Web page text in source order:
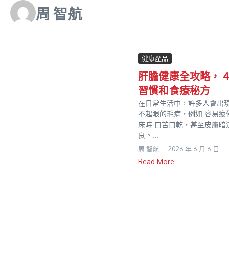
周 智航
健康產品
肝膽健康全攻略，
習慣和食療秘方
在日常生活中，許多人會出
不起眼的毛病，例如 容易疲
床時 口苦口乾，甚至皮膚暗
良。...
周 智航 2026 年 6 月 6 日
Read More